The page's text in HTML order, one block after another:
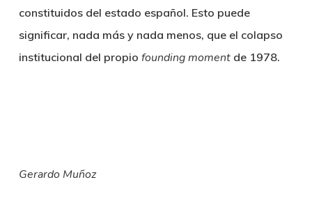
constituidos del estado español. Esto puede
significar, nada más y nada menos, que el colapso
institucional del propio founding momentde 1978.
Gerardo Muñoz